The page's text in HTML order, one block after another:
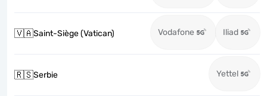
🇻🇦Saint-Siège (Vatican) Vodafone Iliad
🇷🇸Serbie Yettel